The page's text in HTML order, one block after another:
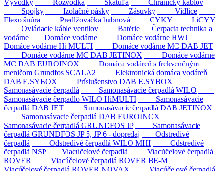
Vývodky
Rozvodka Škatuľa
Chráničky káblov
Spojky
Izolačné pásky Zásuvky
Vidlice
Flexo šnúra
Predlžovačka bubnová CYKY
LiCYY
Ovládacie káble ventilov
Batérie
Čerpacia technika a
vodárne
Domáce vodárne
Domáce vodárne HWJ
Domáce vodárne Hi MULTI
Domáce vodárne MC DAB JET
Domáce vodárne MC DAB JETINOX
Domáce vodárne
MC DAB EUROINOX
Domáca vodáreň s frekvenčným
meničom Grundfos SCALA2
Elektronická domáca vodáreň
DAB E.SYBOX
Príslušenstvo DAB E.SYBOX
Samonasávacie čerpadlá
Samonasávacie čerpadlá WILO
Samonasávacie čerpadlo WILO HiMULTI
Samonasávacie
čerpadlá DAB JET
Samonasávacie čerpadlá DAB JETINOX
Samonasávacie čerpadlá DAB EUROINOX
Samonasávacie čerpadlá GRUNDFOS JP
Samonasávacie
čerpadlá GRUNDFOS JP 5, JP 6 - dopredaj
Odstredivé
čerpadlá
Odstredivé čerpadlá WILO MHI
Odstredivé
čerpadlá NSP
Viacúčelové čerpadlá
Viacúčelové čerpadlá
ROVER
Viacúčelové čerpadlá ROVER BE-M
Viacúčelové čerpadlá ROVER NOVAX
Viacúčelové čerpadlá